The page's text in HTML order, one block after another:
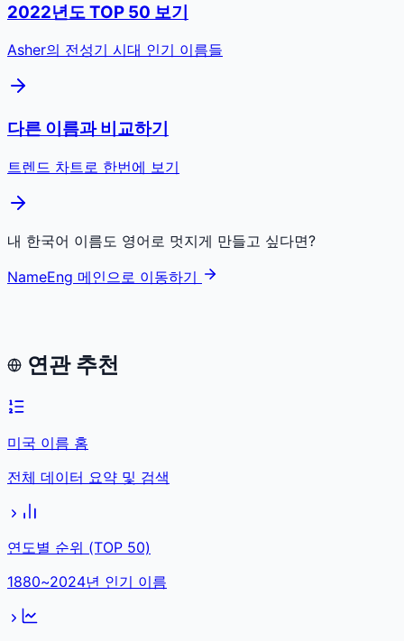
2022년도 TOP 50 보기
Asher의 전성기 시대 인기 이름들
다른 이름과 비교하기
트렌드 차트로 한번에 보기
내 한국어 이름도 영어로 멋지게 만들고 싶다면?
NameEng 메인으로 이동하기
연관 추천
미국 이름 홈
전체 데이터 요약 및 검색
연도별 순위 (TOP 50)
1880~2024년 인기 이름